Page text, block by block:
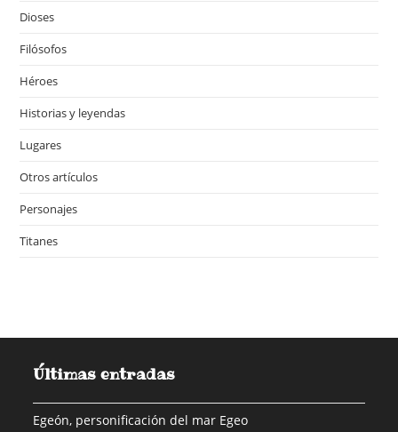
Dioses
Filósofos
Héroes
Historias y leyendas
Lugares
Otros artículos
Personajes
Titanes
Últimas entradas
Egeón, personificación del mar Egeo